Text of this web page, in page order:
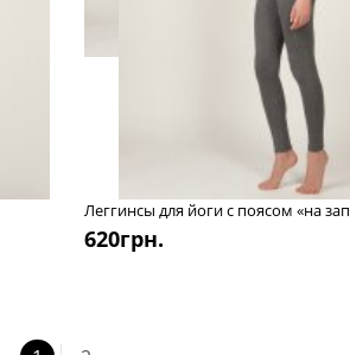
Леггинсы для йоги с поясом «на
620грн.